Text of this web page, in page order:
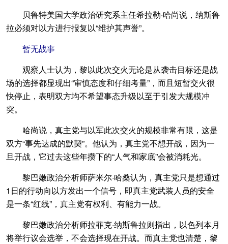
贝鲁特美国大学政治研究系主任希拉勒·哈尚说，纳斯鲁
拉必须对以方进行报复以“维护其声誉”。
暂无战事
观察人士认为，黎以此次交火无论是从袭击目标还是战
场的选择都显现出“审慎态度和仔细考量”，而且短暂交火很
快停止，表明双方均不希望事态升级以至于引发大规模冲
突。
哈尚说，真主党与以军此次交火的规模非常有限，这是
双方“事先达成的默契”。他认为，真主党不想开战，因为一
旦开战，它过去这些年攒下的“人气和家底”会被消耗光。
黎巴嫩政治分析师萨米尔·哈桑认为，真主党只是想通过
1日的行动向以方发出一个信号，即真主党武装人员的安全
是一条“红线”，真主党有权利、有能力一战。
黎巴嫩政治分析师拉菲克·纳斯鲁拉则指出，以色列本月
将举行议会选举，不会选择现在开战。而真主党也清楚，黎